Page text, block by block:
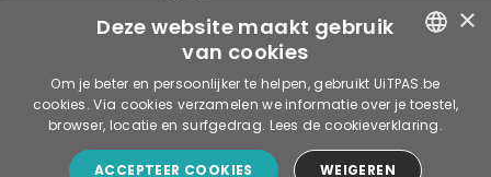
Voorwaarden Privacy Cookies
© 2026 publiq vzw
ENGLISH
×
Deze website maakt gebruik
van cookies
Om je beter en persoonlijker te helpen, gebruikt UiTPAS.be
cookies. Via cookies verzamelen we informatie over je toestel,
browser, locatie en surfgedrag. Lees de cookieverklaring.
ACCEPTEER COOKIES WEIGEREN